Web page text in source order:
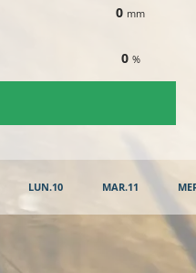
0 mm
0 %
LUN.10 MAR.11